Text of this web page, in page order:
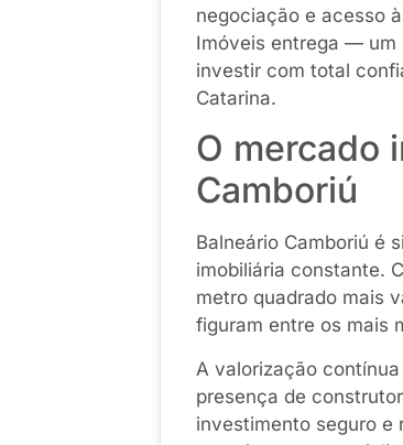
negociação e acesso
Imóveis entrega — um
investir com total
Catarina.
O mercado
Camboriú
Balneário Camboriú é
imobiliária constante.
metro quadrado mais
figuram entre os mais
A valorização
presença de
investimento seguro e